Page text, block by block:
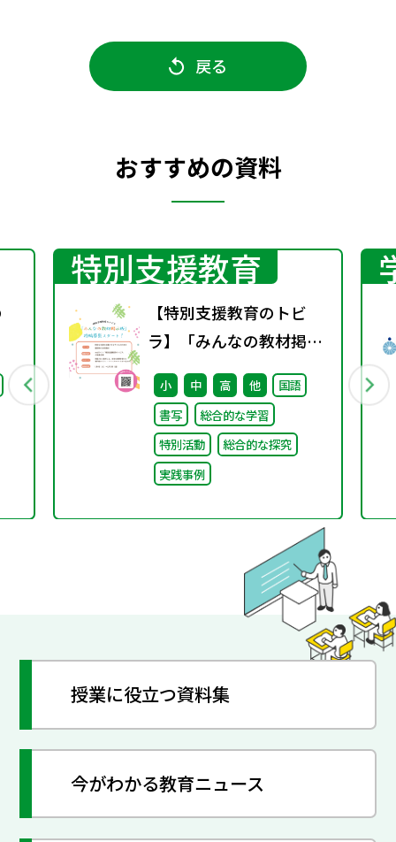
戻る
おすすめの資料
特別支援教育
【特別支援教育のトビ
ラ】「みんなの教材掲示
板」の投稿募集を開始し
ました！
小 中 高 他
国語
書写
総合的な学習
特別活動
総合的な探究
実践事例
授業に役立つ資料集
今がわかる教育ニュース